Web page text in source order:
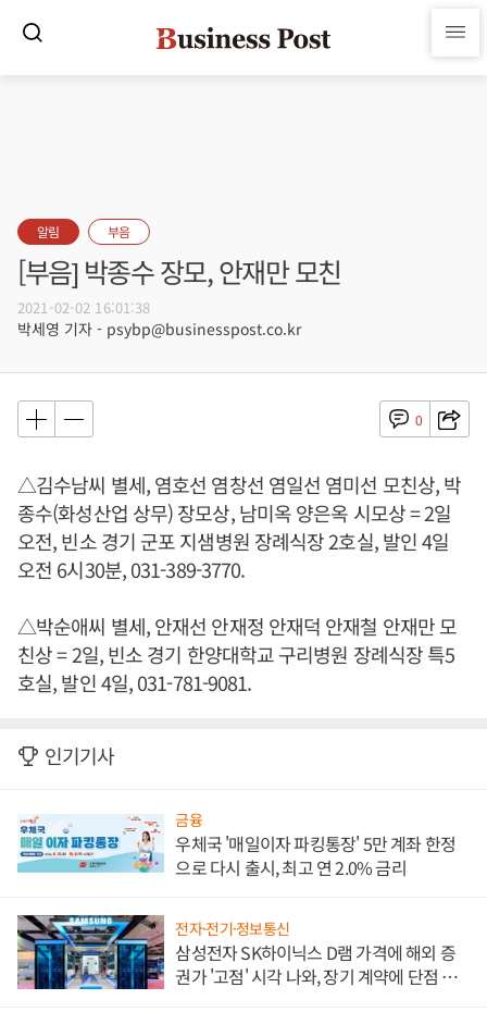
알림 부음
[부음] 박종수 장모, 안재만 모친
2021-02-02 16:01:38
박세영 기자 - psybp@businesspost.co.kr
0
△김수남씨 별세, 염호선 염창선 염일선 염미선 모친상, 박
종수(화성산업 상무) 장모상, 남미옥 양은옥 시모상 = 2일
오전, 빈소 경기 군포 지샘병원 장례식장 2호실, 발인 4일
오전 6시30분, 031-389-3770.
△박순애씨 별세, 안재선 안재정 안재덕 안재철 안재만 모
친상 = 2일, 빈소 경기 한양대학교 구리병원 장례식장 특5
호실, 발인 4일, 031-781-9081.
인기기사
금융
우체국 '매일이자 파킹통장' 5만 계좌 한정
으로 다시 출시, 최고 연 2.0% 금리
전자·전기·정보통신
삼성전자 SK하이닉스 D램 가격에 해외 증
권가 '고점' 시각 나와, 장기 계약에 단점 부